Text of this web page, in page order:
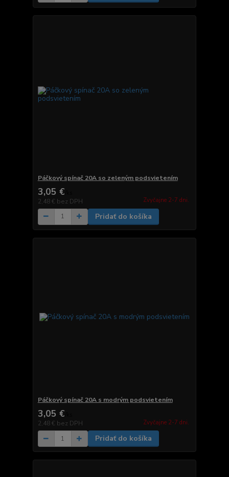
Páčkový spínač 20A so zeleným podsvietením
3,05 €
2,48 € bez DPH Zvyčajne 2-7 dni.
Pridať do košíka
Páčkový spínač 20A s modrým podsvietením
3,05 €
2,48 € bez DPH Zvyčajne 2-7 dni.
Pridať do košíka